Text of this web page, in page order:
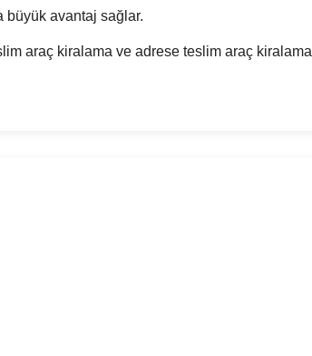
büyük avantaj sağlar.
araç kiralama ve adrese teslim araç kiralama